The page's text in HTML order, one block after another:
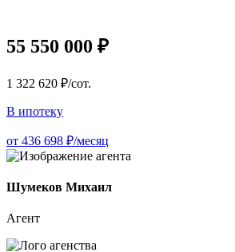
55 550 000 ₽
1 322 620 ₽/сот.
В ипотеку
от 436 698 ₽/месяц
Шумеков Михаил
Агент